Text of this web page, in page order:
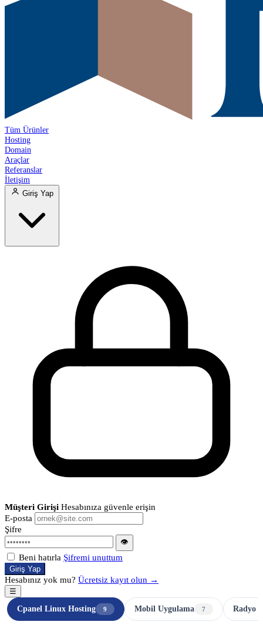
Tüm Ürünler
Hosting
Domain
Araçlar
Referanslar
İletişim
Giriş Yap
Müşteri Girişi Hesabınıza güvenle erişin
E-posta
Şifre
👁
Beni hatırla Şifremi unuttum
Giriş Yap
Hesabınız yok mu? Ücretsiz kayıt olun →
☰
Cpanel Linux Hosting
9 Mobil Uygulama 7 Radyo